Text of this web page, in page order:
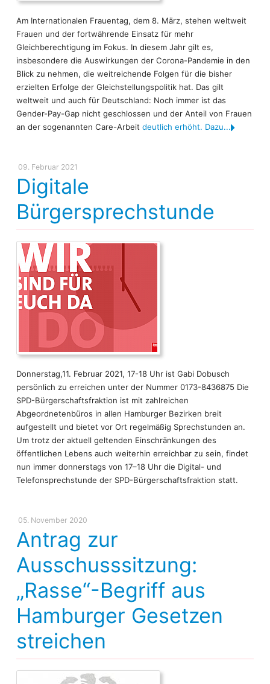
Am Internationalen Frauentag, dem 8. März, stehen weltweit
Frauen und der fortwährende Einsatz für mehr
Gleichberechtigung im Fokus. In diesem Jahr gilt es,
insbesondere die Auswirkungen der Corona-Pandemie in den
Blick zu nehmen, die weitreichende Folgen für die bisher
erzielten Erfolge der Gleichstellungspolitik hat. Das gilt
weltweit und auch für Deutschland: Noch immer ist das
Gender-Pay-Gap nicht geschlossen und der Anteil von Frauen
an der sogenannten Care-Arbeitdeutlich erhöht. Dazu...
09. Februar 2021
Digitale
Bürgersprechstunde
Donnerstag,11. Februar 2021, 17-18 Uhr ist Gabi Dobusch
persönlich zu erreichen unter der Nummer 0173-8436875 Die
SPD-Bürgerschaftsfraktion ist mit zahlreichen
Abgeordnetenbüros in allen Hamburger Bezirken breit
aufgestellt und bietet vor Ort regelmäßig Sprechstunden an.
Um trotz der aktuell geltenden Einschränkungen des
öffentlichen Lebens auch weiterhin erreichbar zu sein, findet
nun immer donnerstags von 17–18 Uhr die Digital- und
Telefonsprechstunde der SPD-Bürgerschaftsfraktion statt.
05. November 2020
Antrag zur
Ausschusssitzung:
„Rasse“-Begriff aus
Hamburger Gesetzen
streichen